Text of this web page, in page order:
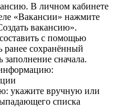
В личном кабинете
«Вакансии» нажмите
вакансию».
с помощью
ранее сохранённый
заполнение сначала.
укажите вручную или
списка